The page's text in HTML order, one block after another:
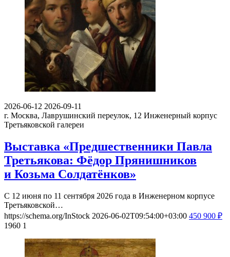
2026-06-12 2026-09-11
г. Москва, Лаврушинский переулок, 12 Инженерный корпус
Третьяковской галереи
Выставка «Предшественники Павла
Третьякова: Фёдор Прянишников
и Козьма Солдатёнков»
С 12 июня по 11 сентября 2026 года в Инженерном корпусе
Третьяковской…
https://schema.org/InStock 2026-06-02T09:54:00+03:00 450 900 ₽
1960 1